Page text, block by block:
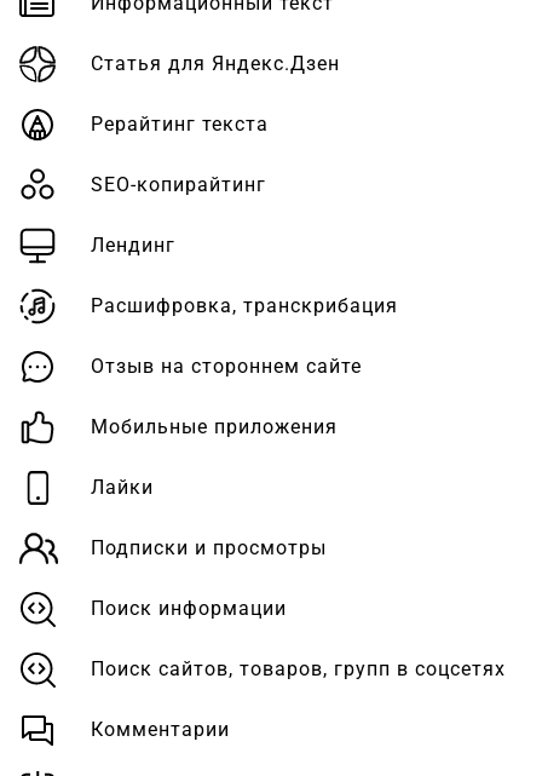
Статья для Яндекс.Дзен
Рерайтинг текста
SEO-копирайтинг
Лендинг
Расшифровка, транскрибация
Отзыв на стороннем сайте
Мобильные приложения
Лайки
Подписки и просмотры
Поиск информации
Поиск сайтов, товаров, групп в соцсетях
Комментарии